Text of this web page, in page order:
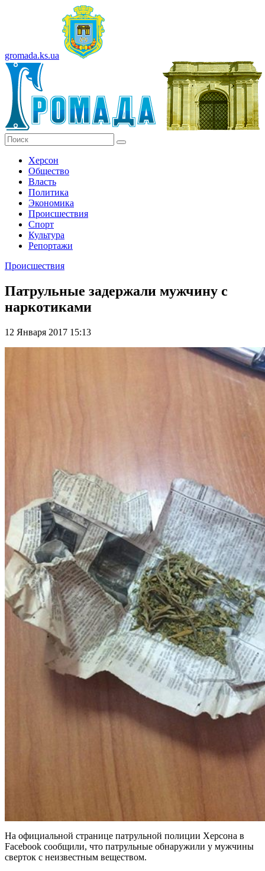
gromada.ks.ua
Херсон
Общество
Власть
Политика
Экономика
Происшествия
Спорт
Культура
Репортажи
Происшествия
Патрульные задержали мужчину с
наркотиками
12 Января 2017 15:13
На официальной странице патрульной полиции Херсона в
Facebook сообщили, что патрульные обнаружили у мужчины
сверток с неизвестным веществом.